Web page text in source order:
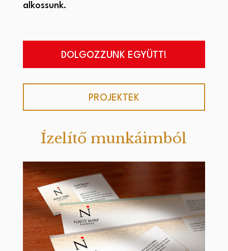
alkossunk.
DOLGOZZUNK EGYÜTT!
PROJEKTEK
Ízelítő munkáimból